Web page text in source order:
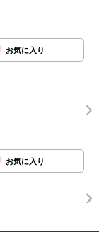
お気に入り
お気に入り